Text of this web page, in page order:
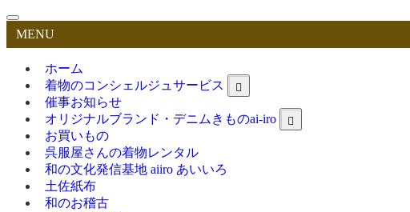
MENU
ホーム
着物のコンシェルジュサービス
催事お知らせ
オリジナルブランド・デニムきものai-iro
お買いもの
呉服屋さんの着物レンタル
和の文化発信基地 aiiro あいいろ
土佐紙布
和のお稽古